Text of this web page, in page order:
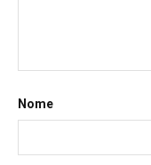
Nome